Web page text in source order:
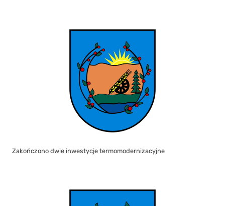
Zakończono dwie inwestycje termomodernizacyjne